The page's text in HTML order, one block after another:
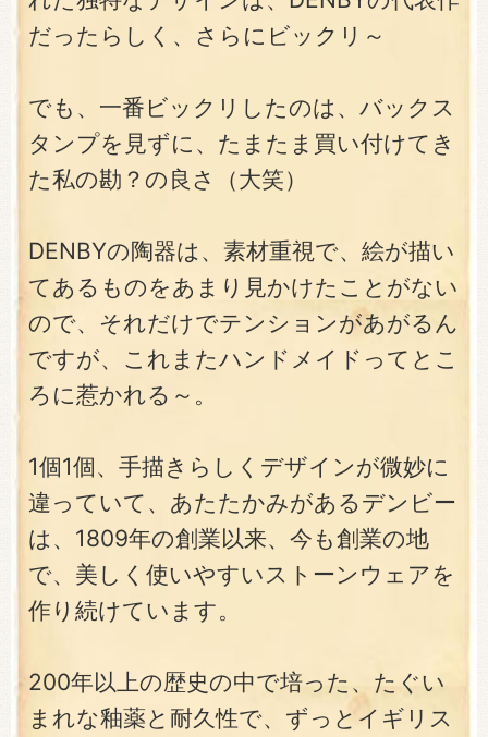
だったらしく、さらにビックリ～
でも、一番ビックリしたのは、バックス
タンプを見ずに、たまたま買い付けてき
た私の勘？の良さ（大笑）
DENBYの陶器は、素材重視で、絵が描い
てあるものをあまり見かけたことがない
ので、それだけでテンションがあがるん
ですが、これまたハンドメイドってとこ
ろに惹かれる～。
1個1個、手描きらしくデザインが微妙に
違っていて、あたたかみがあるデンビー
は、1809年の創業以来、今も創業の地
で、美しく使いやすいストーンウェアを
作り続けています。
200年以上の歴史の中で培った、たぐい
まれな釉薬と耐久性で、ずっとイギリス